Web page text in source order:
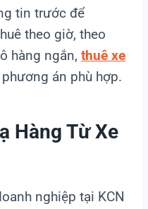
tin trước để
theo giờ, theo
hàng ngắn, thuê xe
án phù hợp.
Hàng Từ Xe
nghiệp tại KCN